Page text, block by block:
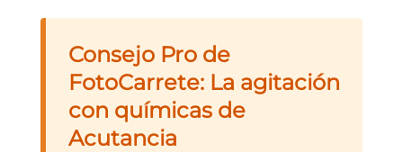
Consejo Pro de
FotoCarrete: La agitación
con químicas de
Acutancia